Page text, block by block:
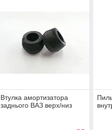
Втулка амортизатора
заднього ВАЗ верх/низ